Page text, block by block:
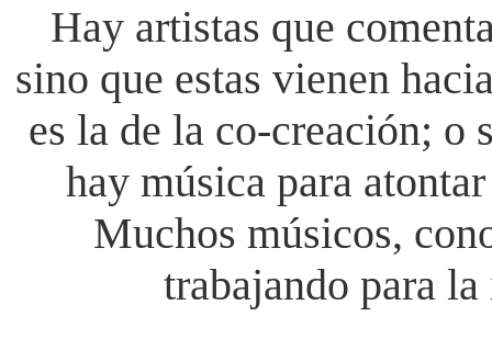
Hay artistas que
sino que estas vienen
es la de la co-creación; o
hay música para
Muchos músicos,
trabajando para